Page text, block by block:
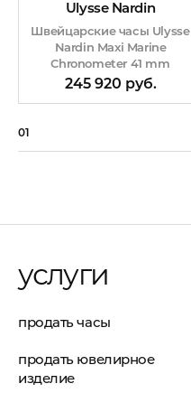
Ulysse Nardin
Швейцарские часы Ulysse
Nardin Maxi Marine
Chronometer 41 mm
245 920 руб.
01
услуги
продать часы
продать ювелирное
изделие